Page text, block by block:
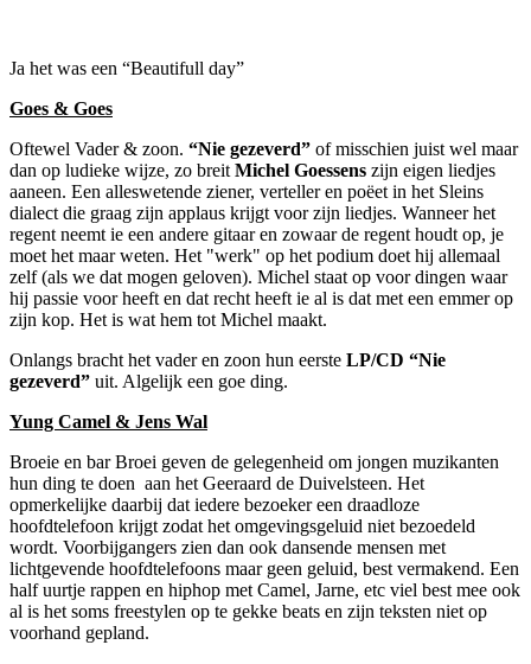
Ja het was een “Beautifull day”
Goes & Goes
Oftewel Vader & zoon. “Nie gezeverd” of misschien juist wel maar
dan op ludieke wijze, zo breit Michel Goessens zijn eigen liedjes
aaneen. Een alleswetende ziener, verteller en poëet in het Sleins
dialect die graag zijn applaus krijgt voor zijn liedjes. Wanneer het
regent neemt ie een andere gitaar en zowaar de regent houdt op, je
moet het maar weten. Het "werk" op het podium doet hij allemaal
zelf (als we dat mogen geloven). Michel staat op voor dingen waar
hij passie voor heeft en dat recht heeft ie al is dat met een emmer op
zijn kop. Het is wat hem tot Michel maakt.
Onlangs bracht het vader en zoon hun eerste LP/CD “Nie
gezeverd” uit. Algelijk een goe ding.
Yung Camel & Jens Wal
Broeie en bar Broei geven de gelegenheid om jongen muzikanten
hun ding te doen aan het Geeraard de Duivelsteen. Het
opmerkelijke daarbij dat iedere bezoeker een draadloze
hoofdtelefoon krijgt zodat het omgevingsgeluid niet bezoedeld
wordt. Voorbijgangers zien dan ook dansende mensen met
lichtgevende hoofdtelefoons maar geen geluid, best vermakend. Een
half uurtje rappen en hiphop met Camel, Jarne, etc viel best mee ook
al is het soms freestylen op te gekke beats en zijn teksten niet op
voorhand gepland.